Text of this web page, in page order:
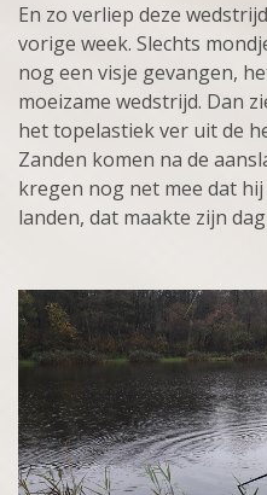
En zo verliep deze
vorige week. Slechts
nog een visje gevangen,
moeizame wedstrijd. Dan
het topelastiek ver uit de
Zanden komen na de
kregen nog net mee dat
landen, dat maakte zijn